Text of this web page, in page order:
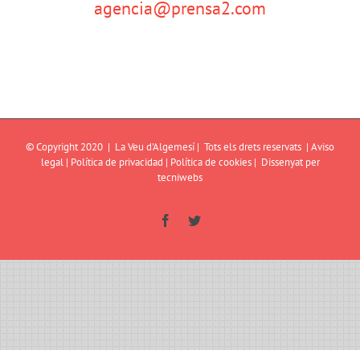
agencia@prensa2.com
© Copyright 2020 | La Veu d'Algemesí | Tots els drets reservats | Aviso
legal| Política de privacidad | Política de cookies| Dissenyat per
tecniwebs
FacebookTwitter